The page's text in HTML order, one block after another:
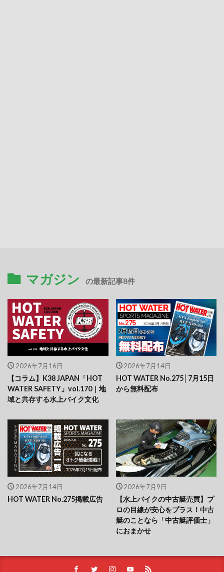
マガジン の最新記事8件
2026年7月16日
【コラム】K38 JAPAN「HOT
WATER SAFETY」vol.170｜地
域と共存する水上バイク文化
2026年7月14日
HOT WATER No.275│7月15日
から無料配布
2026年7月14日
HOT WATER No.275掲載広告
2026年7月9日
【水上バイクの中古艇売買】プ
ロの目線が安心をプラス！中古
艇のことなら「中古艇評価士」
におまかせ